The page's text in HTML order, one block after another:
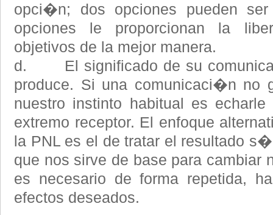
opci�n; dos opciones pueden
opciones le proporcionan la
objetivos de la mejor manera.
d. El significado de su
produce. Si una comunicaci�n no
nuestro instinto habitual es
extremo receptor. El enfoque
la PNL es el de tratar el resultado
que nos sirve de base para cambiar
es necesario de forma repetida,
efectos deseados.